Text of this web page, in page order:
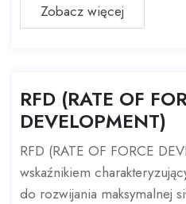
Zobacz więcej
RFD (RATE OF
DEVELOPMENT)
RFD (RATE OF FORCE
wskaźnikiem
do rozwijania maksymalnej